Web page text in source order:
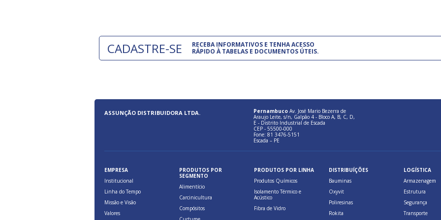
CADASTRE-SE
RECEBA INFORMATIVOS E TENHA ACESSO
RÁPIDO À TABELAS E DOCUMENTOS ÚTEIS.
ASSUNÇÃO DISTRIBUIDORA LTDA. Pernambuco Av. José Mario Bezerra de
Araujo Leite, s/n, Galpão 4 - Bloco A, B, C, D,
E - Distrito Industrial de Escada
CEP - 55500-000
Fone: 81 3476-5151
Escada – PE
EMPRESA
Institucional
Linha do Tempo
Missão e Visão
Valores
PRODUTOS POR
SEGMENTO
Alimentício
Carcinicultura
Compósitos
PRODUTOS POR LINHA
Produtos Químicos
Isolamento Térmico e
Acústico
Fibra de Vidro
DISTRIBUÍÇÕES
Bauminas
Oxyvit
Poliresinas
Rokita
LOGÍSTICA
Armazenagem
Estrutura
Segurança
Transporte